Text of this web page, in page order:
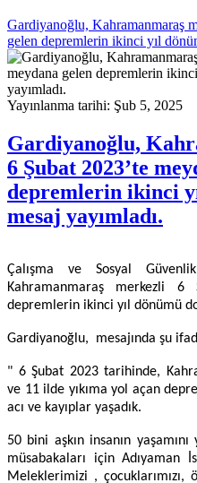
Gardiyanoğlu, Kahramanmaraş
gelen depremlerin ikinci yıl
Yayınlanma tarihi: Şub 5, 2025
Gardiyanoğlu,
6 Şubat 2023’te
depremlerin ikinci
mesaj yayımladı.
Çalışma ve Sosyal
Kahramanmaraş merkezli 6
depremlerin ikinci yıl dönümü
Gardiyanoğlu, mesajında şu
" 6 Şubat 2023 tarihinde,
ve 11 ilde yıkıma yol açan
acı ve kayıplar yaşadık.
50 bini aşkın insanın
müsabakaları için
Meleklerimizi , çocuklarımızı,